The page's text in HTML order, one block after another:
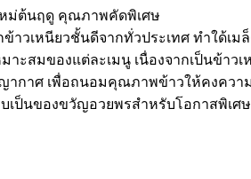
หม่ต้นฤดู คุณภาพคัดพิเศษ
ข้าวเหนียวชั้นดีจากทั่วประเทศ ทำใด้เ
ะสมของแต่ละเมนู เนื่องจากเป็นข้าวเ
กาศ เพื่อถนอมคุณภาพข้าวให้คงควา
เป็นของขวัญอวยพรสำหรับโอกาสพิเ